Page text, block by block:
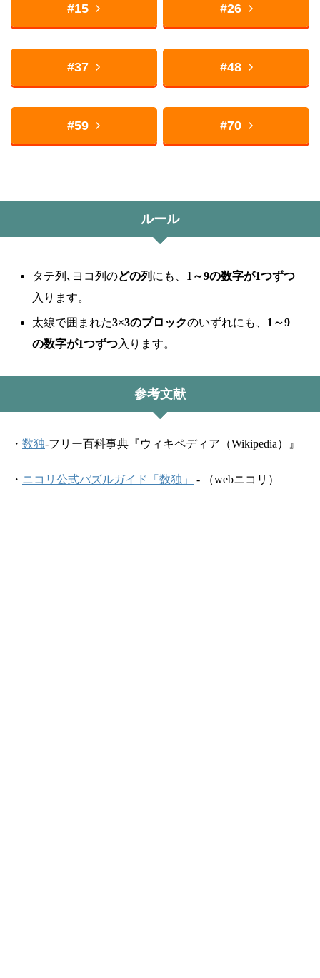
#15 #26
#37 #48
#59 #70
ルール
タテ列､ヨコ列のどの列 にも、 1～9の数字が1つずつ
入ります。
太線で囲まれた3×3のブロックのいずれにも、 1～9
の数字が1つずつ入ります。
参考文献
・ 数独-フリー百科事典『ウィキペディア（Wikipedia）』
・ ニコリ公式パズルガイド「数独」 - （webニコリ）